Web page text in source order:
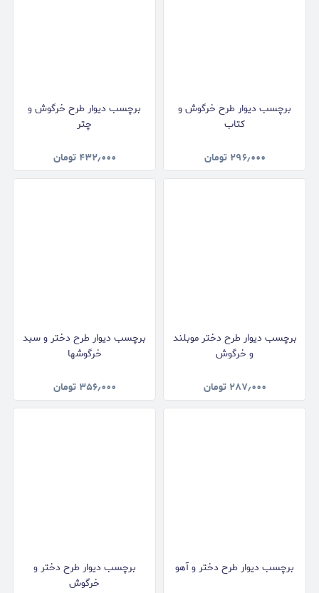
برچسب دیوار طرح خرگوش و
کتاب
۲۹۶٫۰۰۰ تومان
برچسب دیوار طرح خرگوش و
چتر
۴۳۲٫۰۰۰ تومان
برچسب دیوار طرح دختر موبلند
و خرگوش
۲۸۷٫۰۰۰ تومان
برچسب دیوار طرح دختر و سبد
خرگوشها
۳۵۶٫۰۰۰ تومان
برچسب دیوار طرح دختر و آهو
برچسب دیوار طرح دختر و
خرگوش